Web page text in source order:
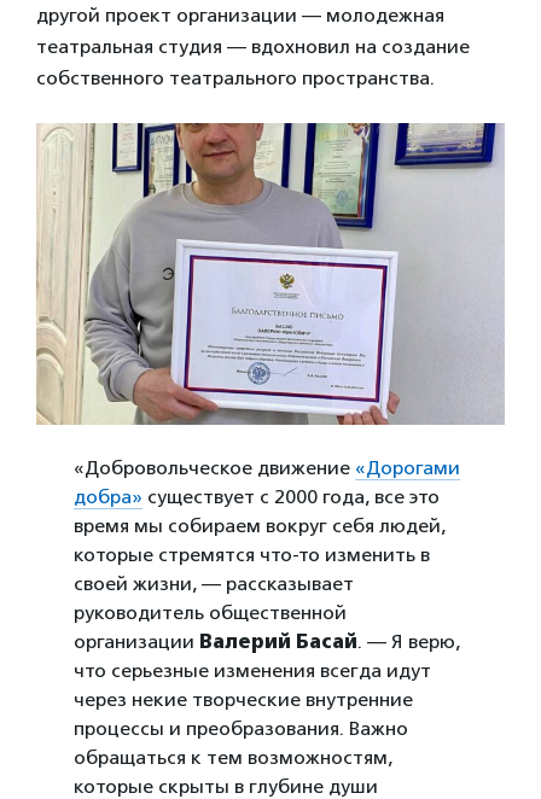
другой проект организации — молодежная
театральная студия — вдохновил на создание
собственного театрального пространства.
«Добровольческое движение «Дорогами
добра» существует с 2000 года, все это
время мы собираем вокруг себя людей,
которые стремятся что-то изменить в
своей жизни, — рассказывает
руководитель общественной
организации Валерий Басай. — Я верю,
что серьезные изменения всегда идут
через некие творческие внутренние
процессы и преобразования. Важно
обращаться к тем возможностям,
которые скрыты в глубине души